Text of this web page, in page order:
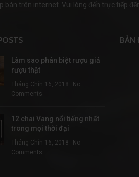
trên internet. Vui lòng đến trực tiếp
Làm sao phân biệt rượu giả
rượu thật
Tháng Chín 16, 2018
No
Comments
12 chai Vang nổi tiếng nhất
trong mọi thời đại
Tháng Chín 16, 2018
No
Comments
BẢN